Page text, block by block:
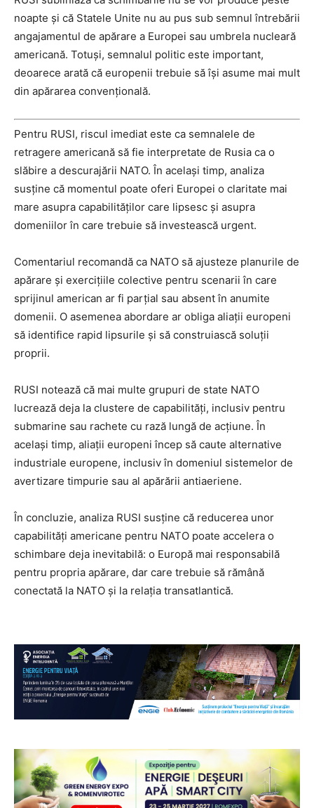
noapte și că Statele Unite nu au pus sub semnul întrebării
angajamentul de apărare a Europei sau umbrela nucleară
americană. Totuși, semnalul politic este important,
deoarece arată că europenii trebuie să își asume mai mult
din apărarea convențională.
Pentru RUSI, riscul imediat este ca semnalele de
retragere americană să fie interpretate de Rusia ca o
slăbire a descurajării NATO. În același timp, analiza
susține că momentul poate oferi Europei o claritate mai
mare asupra capabilităților care lipsesc și asupra
domeniilor în care trebuie să investească urgent.
Comentariul recomandă ca NATO să ajusteze planurile de
apărare și exercițiile colective pentru scenarii în care
sprijinul american ar fi parțial sau absent în anumite
domenii. O asemenea abordare ar obliga aliații europeni
să identifice rapid lipsurile și să construiască soluții
proprii.
RUSI notează că mai multe grupuri de state NATO
lucrează deja la clustere de capabilități, inclusiv pentru
submarine sau rachete cu rază lungă de acțiune. În
același timp, aliații europeni încep să caute alternative
industriale europene, inclusiv în domeniul sistemelor de
avertizare timpurie sau al apărării antiaeriene.
În concluzie, analiza RUSI susține că reducerea unor
capabilități americane pentru NATO poate accelera o
schimbare deja inevitabilă: o Europă mai responsabilă
pentru propria apărare, dar care trebuie să rămână
conectată la NATO și la relația transatlantică.